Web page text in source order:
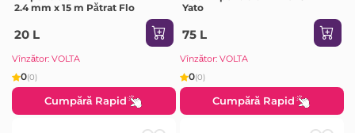
2.4 mm x 15 m Pătrat Flo
20 L
Vînzător: VOLTA
0(0)
Cumpără Rapid
Yato
75 L
Vînzător: VOLTA
0(0)
Cumpără Rapid